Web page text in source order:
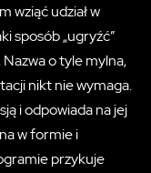
wziąć udział w
sposób „ugryźć”
o tyle mylna,
nikt nie wymaga.
i odpowiada na jej
w formie i
przykuje